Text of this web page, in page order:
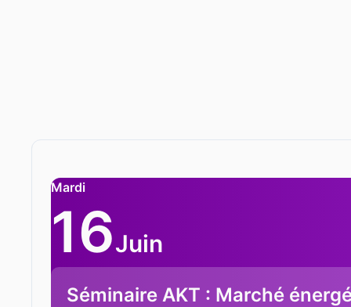
Mardi
16Juin
Séminaire AKT : Marché